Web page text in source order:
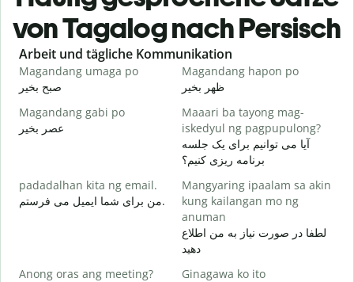
von Tagalog nach Persisch
Slide 1 of 6
Arbeit und tägliche Kommunikation
Magandang umaga po
صبح بخیر
Magandang hapon po
ظهر بخیر
Magandang gabi po
عصر بخیر
Maaari ba tayong mag-
iskedyul ng pagpupulong?
آیا می توانیم برای یک جلسه
برنامه ریزی کنیم؟
padadalhan kita ng email.
من برای شما ایمیل می فرستم.
Mangyaring ipaalam sa akin
kung kailangan mo ng
anuman
لطفا در صورت نیاز به من اطلاع
دهید
Anong oras ang meeting?
Ginagawa ko ito